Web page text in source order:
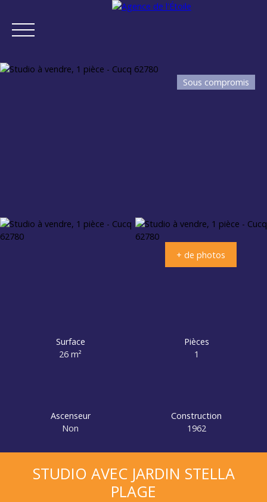
Sous compromis
+ de photos
Surface
26m²
Pièces
1
Ascenseur
Non
Construction
1962
STUDIO AVEC JARDIN STELLA
PLAGE